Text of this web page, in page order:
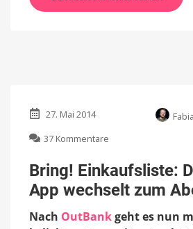
27. Mai 2014
37 Kommentare
Einkaufsliste:
Die
nächste
wechselt
Bring! Einkaufsliste:
App wechselt zum
Nach OutBankgeht es nun